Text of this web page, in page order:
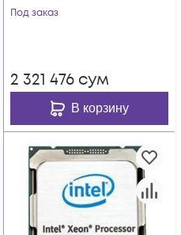
Под заказ
2 321 476 сум
В корзину